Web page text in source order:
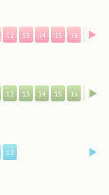
12 13 14 15 16 17
12 13 14 15 16 17
12